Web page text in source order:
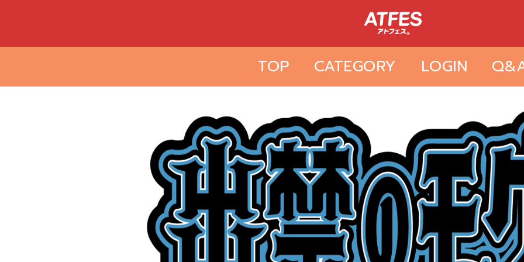
TOP CATEGORY LOGIN